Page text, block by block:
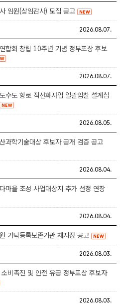
임원(상임감사) 모집 공고
2026.08.07.
합회 창립 10주년 기념 정부포상 후보
2026.08.07.
수도 항로 직선화사업 일괄입찰 설계심
2026.08.05.
과학기술대상 후보자 공개 검증 공고
2026.08.04.
마을 조성 사업대상지 추가 선정 연장
2026.08.04.
기탁등록보존기관 재지정 공고
2026.08.03.
비촉진 및 안전 유공 정부포상 후보자
2026.08.03.